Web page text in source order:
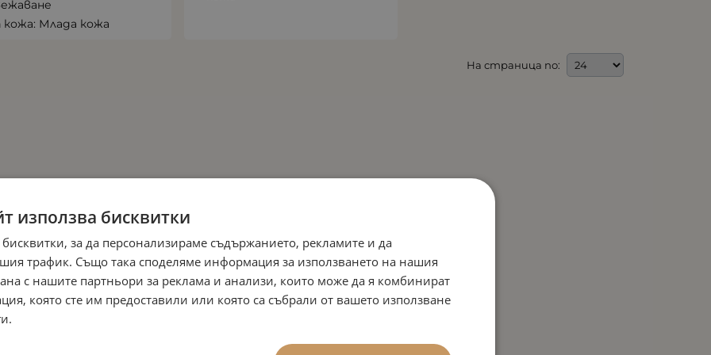
кожа: Млада кожа
На страница по:
използва бисквитки
за да персонализираме съдържанието, рекламите и да
трафик. Също така споделяме информация за използването на нашия
с нашите партньори за реклама и анализи, които може да я комбинират
която сте им предоставили или която са събрали от вашето използване